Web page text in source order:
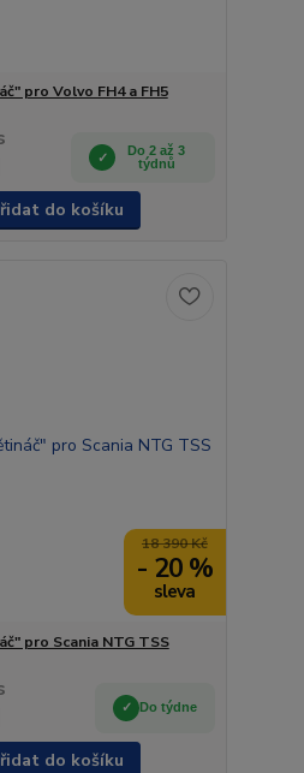
pro Volvo FH4 a FH5
Do 2 až 3
týdnů
do košíku
18 390 Kč
- 20 %
pro Scania NTG TSS
Do týdne
do košíku